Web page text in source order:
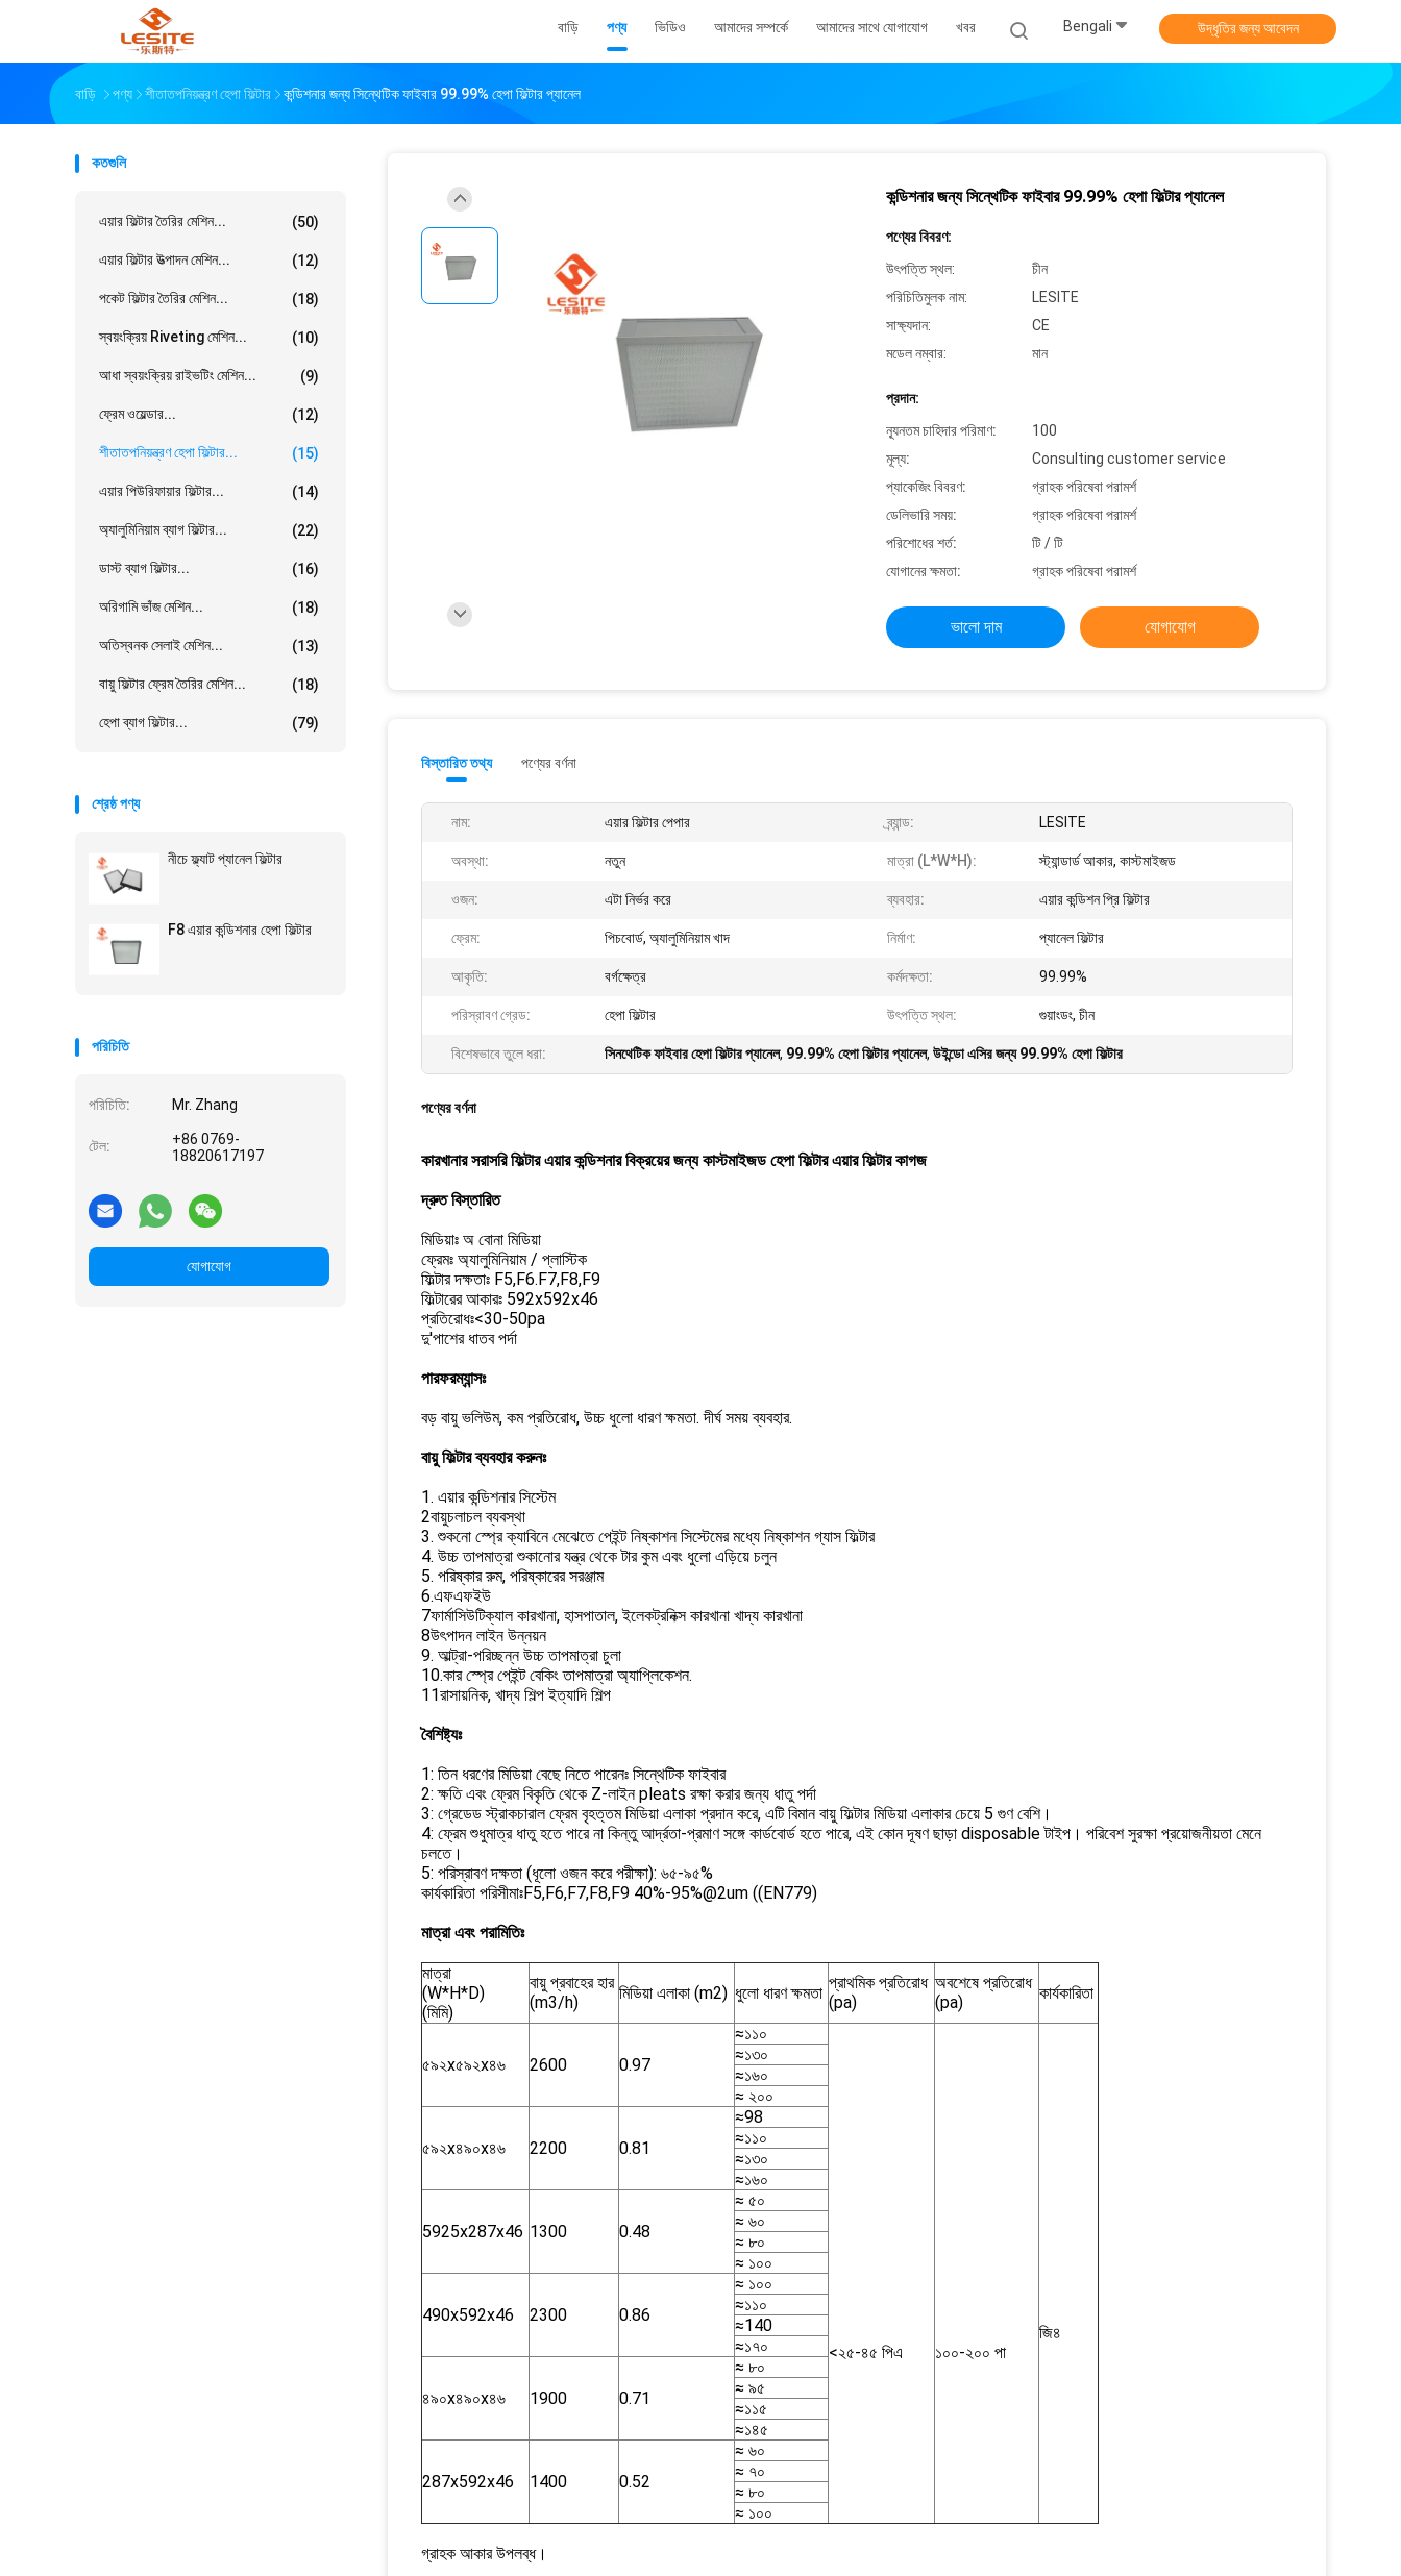
বাড়ি পণ্য ভিডিও আমাদের সম্পর্কে আমাদের সাথে যোগাযোগ খবর Bengali উদ্ধৃতির জন্য আবেদন
বাড়ি পণ্য শীতাতপনিয়ন্ত্রণ হেপা ফিল্টার কন্ডিশনার জন্য সিন্থেটিক ফাইবার 99.99% হেপা ফিল্টার প্যানেল
কতগুলি
এয়ার ফিল্টার তৈরির মেশিন... (50)
এয়ার ফিল্টার উত্পাদন মেশিন... (12)
পকেট ফিল্টার তৈরির মেশিন... (18)
স্বয়ংক্রিয় Riveting মেশিন... (10)
আধা স্বয়ংক্রিয় রাইভটিং মেশিন... (9)
ফ্রেম ওয়েল্ডার... (12)
শীতাতপনিয়ন্ত্রণ হেপা ফিল্টার... (15)
এয়ার পিউরিফায়ার ফিল্টার... (14)
অ্যালুমিনিয়াম ব্যাগ ফিল্টার... (22)
ডাস্ট ব্যাগ ফিল্টার... (16)
অরিগামি ভাঁজ মেশিন... (18)
অতিস্বনক সেলাই মেশিন... (13)
বায়ু ফিল্টার ফ্রেম তৈরির মেশিন... (18)
হেপা ব্যাগ ফিল্টার... (79)
শ্রেষ্ঠ পণ্য
নীচে ফ্ল্যাট প্যানেল ফিল্টার
F8 এয়ার কন্ডিশনার হেপা ফিল্টার
পরিচিতি
পরিচিতি: Mr. Zhang
টেল:
+86 0769-
18820617197
যোগাযোগ
কন্ডিশনার জন্য সিন্থেটিক ফাইবার 99.99% হেপা ফিল্টার প্যানেল
পণ্যের বিবরণ:
উৎপত্তি স্থল:
চীন
পরিচিতিমুলক নাম:
LESITE
সাক্ষ্যদান:
CE
মডেল নম্বার:
মান
প্রদান:
ন্যূনতম চাহিদার পরিমাণ:
100
মূল্য:
Consulting customer service
প্যাকেজিং বিবরণ:
গ্রাহক পরিষেবা পরামর্শ
ডেলিভারি সময়:
গ্রাহক পরিষেবা পরামর্শ
পরিশোধের শর্ত:
টি / টি
যোগানের ক্ষমতা:
গ্রাহক পরিষেবা পরামর্শ
ভালো দাম যোগাযোগ
বিস্তারিত তথ্য পণ্যের বর্ণনা
নাম: এয়ার ফিল্টার পেপার ব্র্যান্ড: LESITE
অবস্থা: নতুন মাত্রা (L*W*H): স্ট্যান্ডার্ড আকার, কাস্টমাইজড
ওজন: এটা নির্ভর করে ব্যবহার: এয়ার কন্ডিশন প্রি ফিল্টার
ফ্রেম: পিচবোর্ড, অ্যালুমিনিয়াম খাদ নির্মাণ: প্যানেল ফিল্টার
আকৃতি: বর্গক্ষেত্র কর্মদক্ষতা: 99.99%
পরিস্রাবণ গ্রেড: হেপা ফিল্টার উৎপত্তি স্থল: গুয়াংডং, চীন
বিশেষভাবে তুলে ধরা: সিনথেটিক ফাইবার হেপা ফিল্টার প্যানেল, 99.99% হেপা ফিল্টার প্যানেল, উইন্ডো এসির জন্য 99.99% হেপা ফিল্টার
পণ্যের বর্ণনা
কারখানার সরাসরি ফিল্টার এয়ার কন্ডিশনার বিক্রয়ের জন্য কাস্টমাইজড হেপা ফিল্টার এয়ার ফিল্টার কাগজ
দ্রুত বিস্তারিত
মিডিয়াঃ অ বোনা মিডিয়া
ফ্রেমঃ অ্যালুমিনিয়াম / প্লাস্টিক
ফিল্টার দক্ষতাঃ F5,F6.F7,F8,F9
ফিল্টারের আকারঃ 592x592x46
প্রতিরোধঃ<30-50pa
দু'পাশের ধাতব পর্দা
পারফরম্যান্সঃ
বড় বায়ু ভলিউম, কম প্রতিরোধ, উচ্চ ধুলো ধারণ ক্ষমতা. দীর্ঘ সময় ব্যবহার.
বায়ু ফিল্টার ব্যবহার করুনঃ
1. এয়ার কন্ডিশনার সিস্টেম
2বায়ুচলাচল ব্যবস্থা
3. শুকনো স্প্রে ক্যাবিনে মেঝেতে পেইন্ট নিষ্কাশন সিস্টেমের মধ্যে নিষ্কাশন গ্যাস ফিল্টার
4. উচ্চ তাপমাত্রা শুকানোর যন্ত্র থেকে টার কুম এবং ধুলো এড়িয়ে চলুন
5. পরিষ্কার রুম, পরিষ্কারের সরঞ্জাম
6.এফএফইউ
7ফার্মাসিউটিক্যাল কারখানা, হাসপাতাল, ইলেকট্রনিক্স কারখানা খাদ্য কারখানা
8উৎপাদন লাইন উন্নয়ন
9. আল্ট্রা-পরিচ্ছন্ন উচ্চ তাপমাত্রা চুলা
10.কার স্প্রে পেইন্ট বেকিং তাপমাত্রা অ্যাপ্লিকেশন.
11রাসায়নিক, খাদ্য শিল্প ইত্যাদি শিল্প
বৈশিষ্ট্যঃ
1: তিন ধরণের মিডিয়া বেছে নিতে পারেনঃ সিন্থেটিক ফাইবার
2: ক্ষতি এবং ফ্রেম বিকৃতি থেকে Z-লাইন pleats রক্ষা করার জন্য ধাতু পর্দা
3: গ্রেডেড স্ট্রাকচারাল ফ্রেম বৃহত্তম মিডিয়া এলাকা প্রদান করে, এটি বিমান বায়ু ফিল্টার মিডিয়া এলাকার চেয়ে 5 গুণ বেশি।
4: ফ্রেম শুধুমাত্র ধাতু হতে পারে না কিন্তু আর্দ্রতা-প্রমাণ সঙ্গে কার্ডবোর্ড হতে পারে, এই কোন দূষণ ছাড়া disposable টাইপ। পরিবেশ সুরক্ষা প্রয়োজনীয়তা মেনে
চলতে।
5: পরিস্রাবণ দক্ষতা (ধূলো ওজন করে পরীক্ষা): ৬৫-৯৫%
কার্যকারিতা পরিসীমাঃF5,F6,F7,F8,F9 40%-95%@2um ((EN779)
মাত্রা এবং পরামিতিঃ
মাত্রা
(W*H*D)
(মিমি)
বায়ু প্রবাহের হার
(m3/h)
মিডিয়া এলাকা (m2) ধুলো ধারণ ক্ষমতা
প্রাথমিক প্রতিরোধ
(pa)
অবশেষে প্রতিরোধ
(pa)
কার্যকারিতা
৫৯২x৫৯২x৪৬ 2600 0.97
≈১১০
<২৫-৪৫ পিএ ১০০-২০০ পা
জি৪
≈১৩০
≈১৬০
≈ ২০০
৫৯২x৪৯০x৪৬ 2200 0.81
≈98
≈১১০
≈১৩০
≈১৬০
5925x287x46 1300 0.48
≈ ৫০
≈ ৬০
≈ ৮০
≈ ১০০
490x592x46 2300 0.86
≈ ১০০
≈১১০
≈140
≈১৭০
৪৯০x৪৯০x৪৬ 1900 0.71
≈ ৮০
≈ ৯৫
≈১১৫
≈১৪৫
287x592x46 1400 0.52
≈ ৬০
≈ ৭০
≈ ৮০
≈ ১০০
গ্রাহক আকার উপলব্ধ।